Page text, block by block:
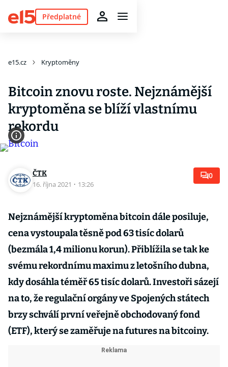
Předplatné
e15.cz Kryptoměny
Bitcoin znovu roste. Nejznámější
kryptoměna se blíží vlastnímu
rekordu
ČTK
16. října 2021 · 13:26
0
Nejznámější kryptoměna bitcoin dále posiluje,
cena vystoupala těsně pod 63 tisíc dolarů
(bezmála 1,4 milionu korun). Přiblížila se tak ke
svému rekordnímu maximu z letošního dubna,
kdy dosáhla téměř 65 tisíc dolarů. Investoři sázejí
na to, že regulační orgány ve Spojených státech
brzy schválí první veřejně obchodovaný fond
(ETF), který se zaměřuje na futures na bitcoiny.